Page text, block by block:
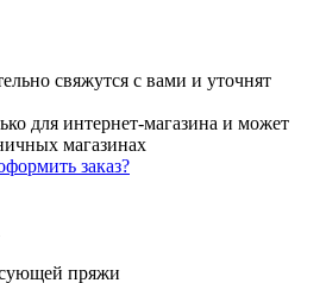
свяжутся с вами и уточнят
для интернет-магазина и может
магазинах
заказ?